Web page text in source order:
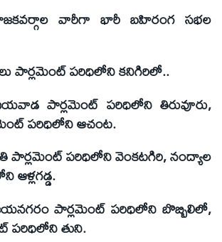
వారీగా భారీ బహిరంగ సభల
పార్లమెంట్‌ పరిధిలోని కనిగిరిలో..
పార్లమెంట్‌ పరిధిలోని తిరువూరు,
పరిధిలోని ఆచంట.
పార్లమెంట్‌ పరిధిలోని వెంకటగిరి, నంద్యాల
ఆళ్లగడ్డ.
పార్లమెంట్‌ పరిధిలోని బొబ్బిలిలో,
పరిధిలోని తుని.